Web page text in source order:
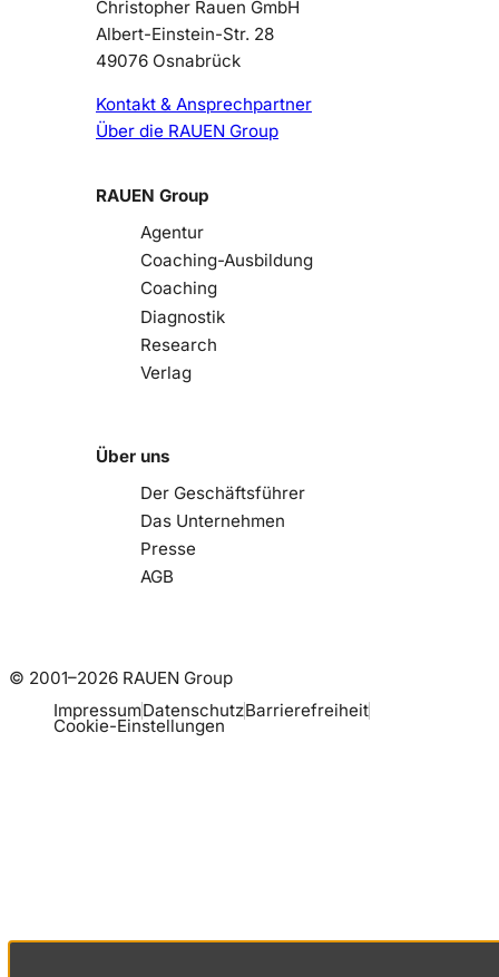
Christopher Rauen GmbH
Albert-Einstein-Str. 28
49076 Osnabrück
Kontakt & Ansprechpartner
Über die RAUEN Group
RAUEN Group
Agentur
Coaching-Ausbildung
Coaching
Diagnostik
Research
Verlag
Über uns
Der Geschäftsführer
Das Unternehmen
Presse
AGB
© 2001–2026 RAUEN Group
ImpressumDatenschutzBarrierefreiheit
Cookie-Einstellungen